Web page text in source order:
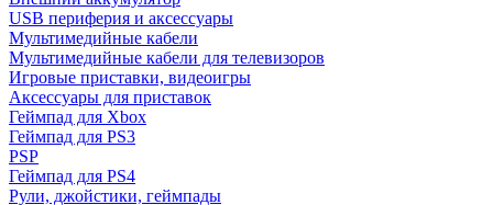
USB периферия и аксессуары
Мультимедийные кабели
Мультимедийные кабели для телевизоров
Игровые приставки, видеоигры
Аксессуары для приставок
Геймпад для Xbox
Геймпад для PS3
PSP
Геймпад для PS4
Рули, джойстики, геймпады